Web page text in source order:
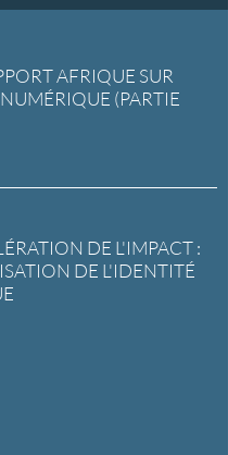
AFRIQUE SUR
(PARTIE
DE L'IMPACT :
DE L'IDENTITÉ